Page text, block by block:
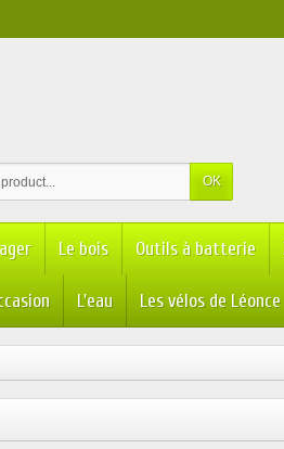
OK
Le bois Outils à batterie
L'eau Les vélos de Léonce